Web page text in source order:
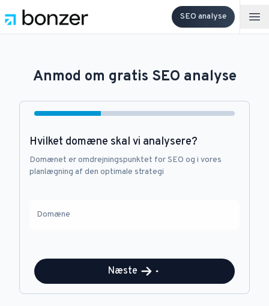
SEO analyse
Anmod om gratis SEO analyse
Hvilket domæne skal vi analysere?
Domænet er omdrejningspunktet for SEO og i vores
planlægning af den optimale strategi
Domæne
Næste